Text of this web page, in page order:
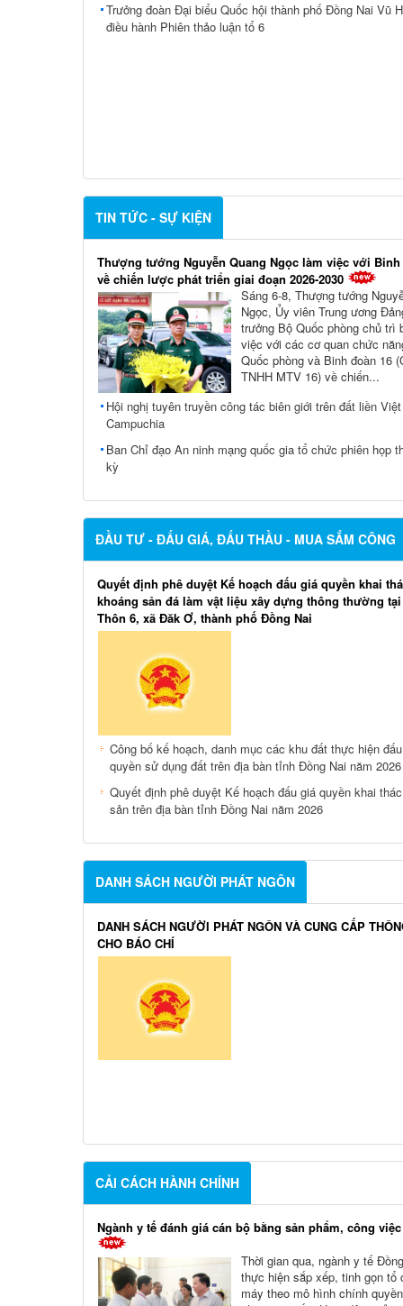
Trưởng đoàn Đại biểu Quốc hội thành phố Đồng Nai Vũ
điều hành Phiên thảo luận tổ 6
TIN TỨC - SỰ KIỆN
Thượng tướng Nguyễn Quang Ngọc làm việc với Binh
về chiến lược phát triển giai đoạn 2026-2030
Sáng 6-8, Thượng tướng
Ngọc, Ủy viên Trung ương
trưởng Bộ Quốc phòng chủ trì
việc với các cơ quan chức
Quốc phòng và Binh đoàn 16
TNHH MTV 16) về chiến...
Hội nghị tuyên truyền công tác biên giới trên đất liền
Campuchia
Ban Chỉ đạo An ninh mạng quốc gia tổ chức phiên họp
kỳ
ĐẦU TƯ - ĐẤU GIÁ, ĐẤU THẦU - MUA SẮM CÔNG
Quyết định phê duyệt Kế hoạch đấu giá quyền khai
khoáng sản đá làm vật liệu xây dựng thông thường
Thôn 6, xã Đăk Ơ, thành phố Đồng Nai
Công bố kế hoạch, danh mục các khu đất thực hiện
quyền sử dụng đất trên địa bàn tỉnh Đồng Nai năm 2026
Quyết định phê duyệt Kế hoạch đấu giá quyền khai
sản trên địa bàn tỉnh Đồng Nai năm 2026
DANH SÁCH NGƯỜI PHÁT NGÔN
DANH SÁCH NGƯỜI PHÁT NGÔN VÀ CUNG CẤP
CHO BÁO CHÍ
CẢI CÁCH HÀNH CHÍNH
Ngành y tế đánh giá cán bộ bằng sản phẩm, công
Thời gian qua, ngành y tế
thực hiện sắp xếp, tinh gọn tổ
máy theo mô hình chính